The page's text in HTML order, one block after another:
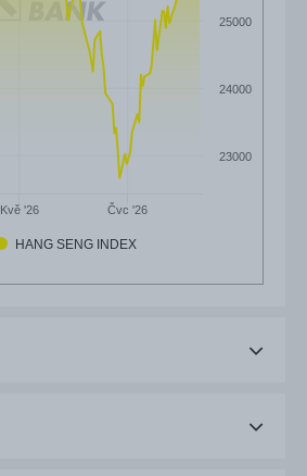
HANG SENG INDEX
Kvě '26 Čvc '26
23000
24000
25000